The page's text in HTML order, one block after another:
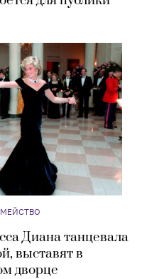
Диана танцевала
выставят в
дворце